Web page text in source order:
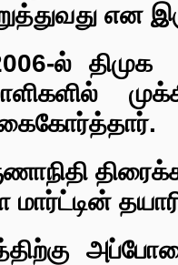
என
ல் திமுக
கைகோர்த்தார்.